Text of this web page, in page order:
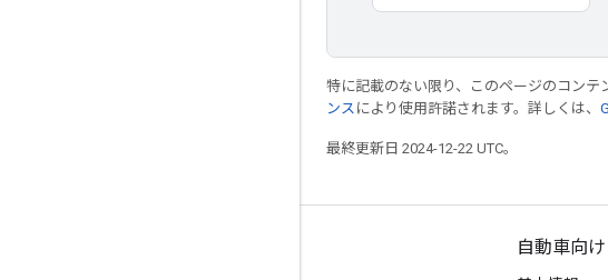
特に記載のない限り、このページのコンテ
ンス により使用許諾されます。詳しくは、
最終更新日 2024-12-22 UTC。
自動車向